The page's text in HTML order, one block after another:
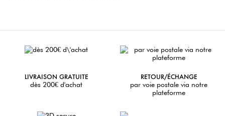
LIVRAISON GRATUITE
dès 200€ d'achat
RETOUR/ÉCHANGE
par voie postale via notre
plateforme